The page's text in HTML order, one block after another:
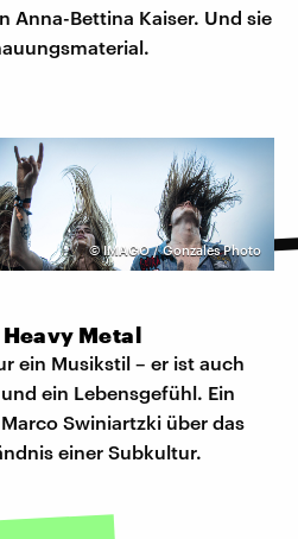
Anna-Bettina Kaiser. Und sie
©IMAGO / Gonzales Photo
Metal
ein Musikstil – er ist auch
ein Lebensgefühl. Ein
Swiniartzki über das
einer Subkultur.